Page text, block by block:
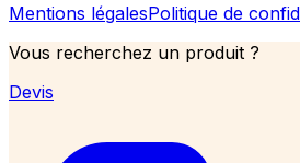
Mentions légalesPolitique de
Vous recherchez un produit ?
Devis